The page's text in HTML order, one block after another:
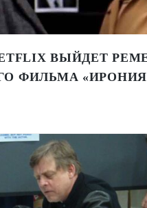
ВЫЙДЕТ
ФИЛЬМА «ИРОНИЯ